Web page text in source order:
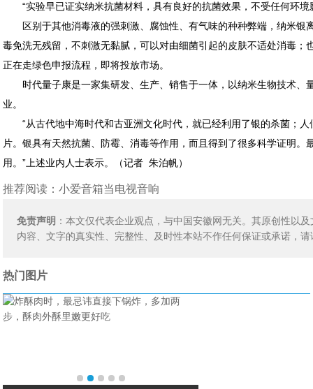
“实验早已证实纳米抗菌材料，具有良好的抗菌效果，不受任何环
区别于其他消毒液的强刺激、腐蚀性、有气味的种种弊端，纳米
毒免洗无残留，不刺激无黏腻，可以对由细菌引起的皮肤不适处消毒
正在走绿色申报流程，即将投放市场。
时代量子康是一家集研发、生产、销售于一体，以纳米生物技术
业。
“从古代地中海时代和古亚洲文化时代，就已经利用了银的杀菌；
片。银具有天然抗菌、防霉、消毒等作用，而且得到了很多科学证明
用。”上述业内人士表示。
（记者 朱泊帆）
推荐阅读：小爱音箱当电视音响
免责声明 ：本文仅代表企业观点，与中国安徽网无关。其原创性以
内容、文字的真实性、完整性、及时性本站不作任何保证或承诺，
热门图片